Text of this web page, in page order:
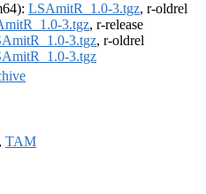
LSAmitR_1.0-3.tgz, r-oldrel
3.tgz, r-release
3.tgz, r-oldrel
3.tgz
TAM